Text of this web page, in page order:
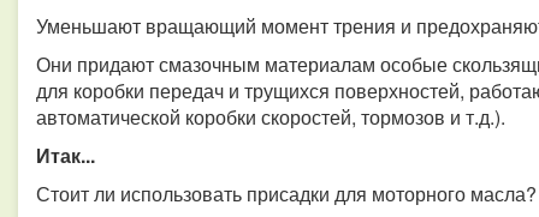
Уменьшают вращающий момент трения и
Они придают смазочным материалам особые
для коробки передач и трущихся поверхностей,
автоматической коробки скоростей, тормозов и т.д.).
Итак...
Стоит ли использовать присадки для моторного масла?